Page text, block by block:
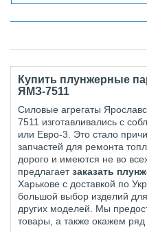
Купить плунжерные
ЯМЗ-7511
Силовые агрегаты
7511 изготавливались с
или Евро-3. Это стало
запчастей для ремонта
дорого и имеются не во
предлагаетзаказать
Харькове с доставкой по
большой выбор изделий
других моделей. Мы
товары, а также окажем ряд